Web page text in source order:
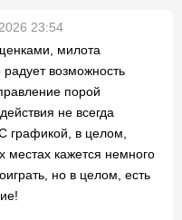
23:54
милота
возможность
порой
не всегда
графикой, в целом,
местах кажется немного
но в целом, есть